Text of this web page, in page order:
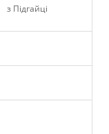
з Підгайці